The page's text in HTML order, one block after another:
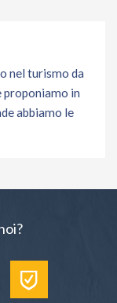
nel turismo da
proponiamo in
abbiamo le